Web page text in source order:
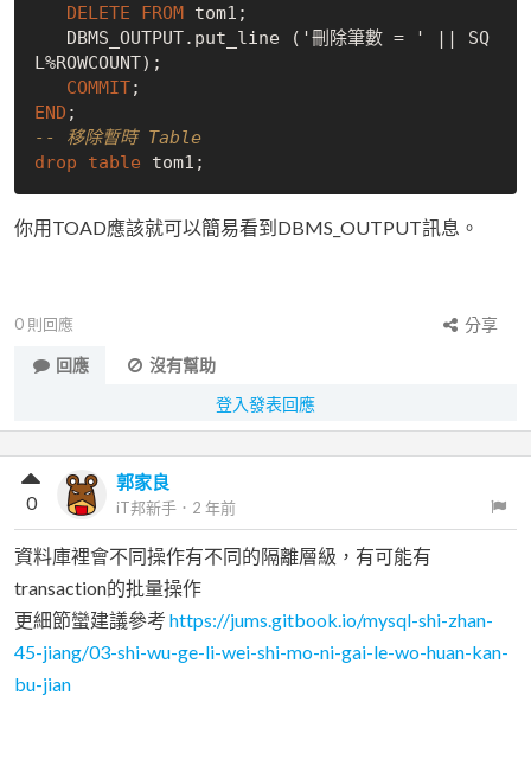
DELETE
FROM tom1;
L%ROWCOUNT);
COMMIT
END
-- 移除暫時 Table
drop
table
你用TOAD應該就可以簡易看到DBMS_OUTPUT訊息。
0 則回應
分享
回應
沒有幫助
登入發表回應
郭家良
iT邦新手 ． 2 年前
0
資料庫裡會不同操作有不同的隔離層級，有可能有
transaction的批量操作
更細節蠻建議參考 https://jums.gitbook.io/mysql-shi-zhan-
45-jiang/03-shi-wu-ge-li-wei-shi-mo-ni-gai-le-wo-huan-kan-
bu-jian